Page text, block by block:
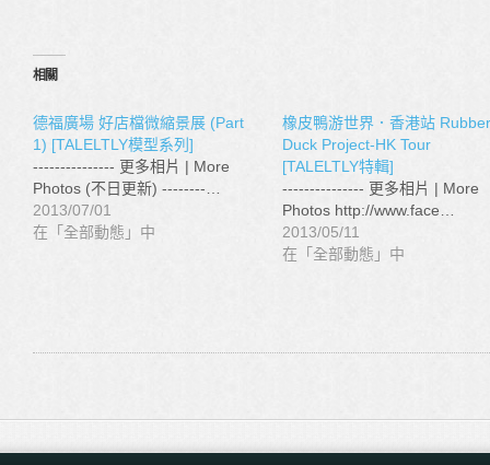
相關
德福廣場 好店檔微縮景展 (Part
1) [TALELTLY模型系列]
--------------- 更多相片 | More
Photos (不日更新) --------…
2013/07/01
在「全部動態」中
橡皮鴨游世界．香港站 Rubber
Duck Project-HK Tour
[TALELTLY特輯]
--------------- 更多相片 | More
Photos http://www.face…
2013/05/11
在「全部動態」中